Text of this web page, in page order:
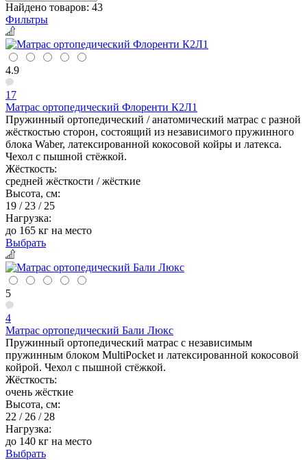
Найдено товаров: 43
Фильтры
4.9
17
Матрас ортопедический Флоренти К2Л1
Пружинный ортопедический / анатомический матрас с разной
жёсткостью сторон, состоящий из независимого пружинного
блока Waber, латексированной кокосовой койры и латекса.
Чехол с пышной стёжкой.
Жёсткость:
средней жёсткости / жёсткие
Высота, см:
19 / 23 / 25
Нагрузка:
до 165 кг на место
Выбрать
5
4
Матрас ортопедический Бали Люкс
Пружинный ортопедический матрас с независимым
пружинным блоком MultiPocket и латексированной кокосовой
койрой. Чехол с пышной стёжкой.
Жёсткость:
очень жёсткие
Высота, см:
22 / 26 / 28
Нагрузка:
до 140 кг на место
Выбрать